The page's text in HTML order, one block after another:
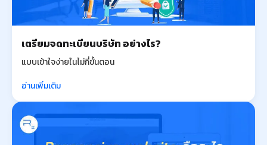
เตรียมจดทะเบียนบริษัท อย่างไร?
แบบเข้าใจง่ายในไม่กี่ขั้นตอน
อ่านเพิ่มเติม